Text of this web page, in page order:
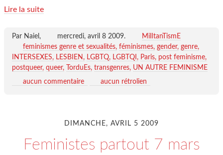
Lire la suite
Par Naiel, mercredi, avril 8 2009.
MilItanTismE
feminismes genre et sexualités féminismes gender genre
INTERSEXES
LESBIEN LGBTQ LGBTQI Paris post feminisme
postqueer queer TorduEs transgenres UN AUTRE FEMINISME
aucun commentaire
aucun rétrolien
DIMANCHE, AVRIL 5 2009
Feministes partout 7 mars